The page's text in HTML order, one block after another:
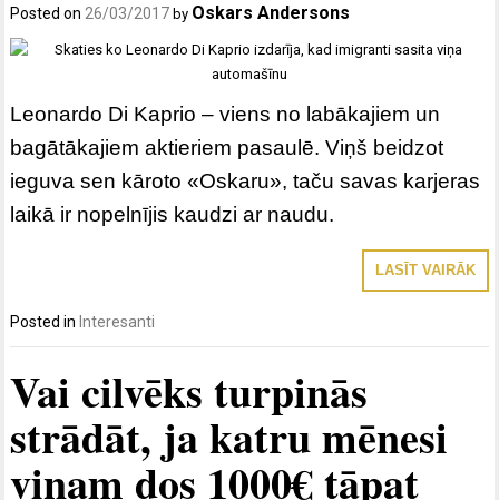
Posted on 26/03/2017 by Oskars Andersons
Leonardo Di Kaprio – viens no labākajiem un
bagātākajiem aktieriem pasaulē. Viņš beidzot
ieguva sen kāroto «Oskaru», taču savas karjeras
laikā ir nopelnījis kaudzi ar naudu.
LASĪT VAIRĀK
Posted in Interesanti
Vai cilvēks turpinās
strādāt, ja katru mēnesi
viņam dos 1000€ tāpat